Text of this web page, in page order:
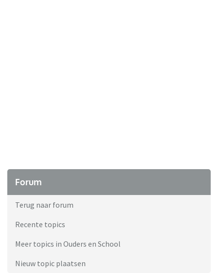
Forum
Terug naar forum
Recente topics
Meer topics in Ouders en School
Nieuw topic plaatsen